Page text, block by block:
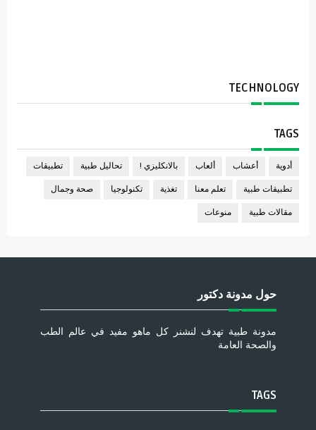
TECHNOLOGY
TAGS
أدوية أعشاب ألعاب بالانكليزي ! تحاليل طبية تطبيقات
تطبيقات طبية تعلم معنا تغذية تكنولوجيا صحة وجمال
مقالات طبية منوعات
حول مدونة دكتور
مدونة طبية تهدف لنشنر كل ماهو مفيد في عالم الطب
والصحة العامة
TAGS